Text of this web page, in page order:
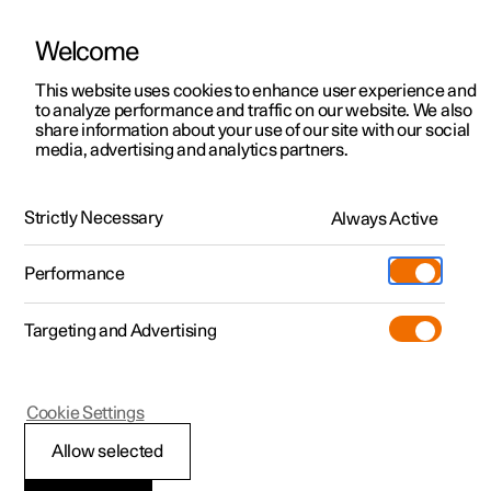
Polestar 2
Polestar 3
Polestar 4
Pre-owned
Shop
Meer
Testrit
Aanbiedingen voor
Testrit
Aanbiedingen voor
Polestar 4 coupé
Ontdek Polestar 4
Testrit
Bekijk onze stockwagens
Aanbiedingen voor
Ontdek Polestar 5
Over pre-owned
Pre-owned aanbiedingen
Aanbiedingen voor particulieren
Aanbiedingen voor
professionelen
Bekijk onze stockwagens
Configureer
Pre-owned
Testrit
Additionals
(Opent in een nieuw venster)
Experiences
Ontmoet ons
Servicepunten
Opladen
Support
HandleidingVideogalerijDownloadsSoftware-updates
Elektronische stabiliteitsregeling
Polestar 1
Elektronische
Welcome
This website uses cookies to enhance user experience and
to analyze performance and traffic on our website. We also
share information about your use of our site with our social
media, advertising and analytics partners.
Strictly Necessary Always Active
Performance
Targeting and Advertising
Allow selected
Cookie Settings